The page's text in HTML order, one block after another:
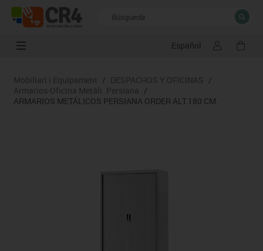
Español
Resultados de la búsqueda CERRAR
Mobiliari i Equipament / DESPACHOS Y OFICINAS /
Armarios-Oficina Metáli. Persiana /
ARMARIOS METÁLICOS PERSIANA ORDER ALT.180 CM.